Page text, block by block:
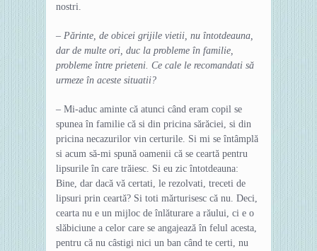
nostri.
– Părinte, de obicei grijile vietii, nu întotdeauna,
dar de multe ori, duc la probleme în familie,
probleme între prieteni. Ce cale le recomandati să
urmeze în aceste situatii?
– Mi-aduc aminte că atunci când eram copil se
spunea în familie că si din pricina sărăciei, si din
pricina necazurilor vin certurile. Si mi se întâmplă
si acum să-mi spună oamenii că se ceartă pentru
lipsurile în care trăiesc. Si eu zic întotdeauna:
Bine, dar dacă vă certati, le rezolvati, treceti de
lipsuri prin ceartă? Si toti mărturisesc că nu. Deci,
cearta nu e un mijloc de înlăturare a răului, ci e o
slăbiciune a celor care se angajează în felul acesta,
pentru că nu câstigi nici un ban când te certi, nu